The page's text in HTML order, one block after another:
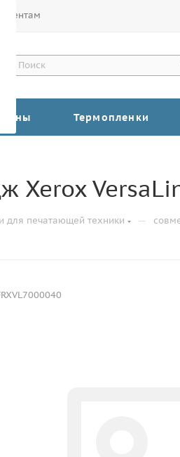
Термопленки
Xerox
для печатающей техники —